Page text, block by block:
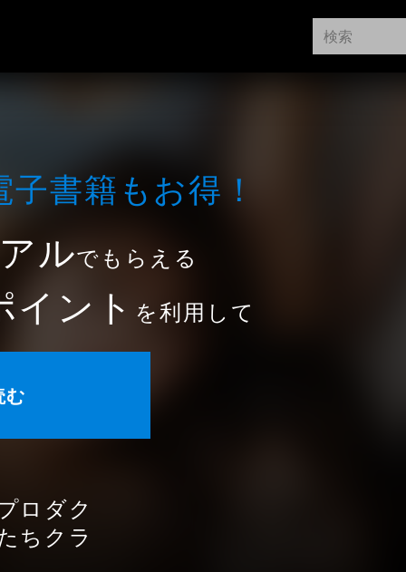
⼦書籍もお得！
ルでもらえる
イント を利用して
む
ロダク
ちクラ